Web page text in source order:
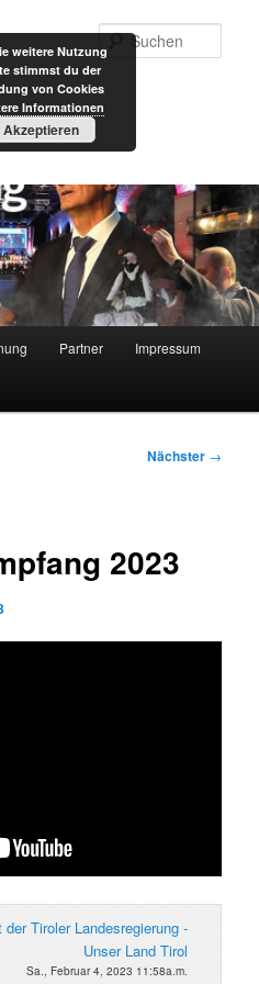
Partner Impressum
Nächster →
2023
der Tiroler Landesregierung -
Unser Land Tirol
Sa., Februar 4, 2023 11:58a.m.
weitere Nutzung
stimmst du der
von Cookies
Informationen
Akzeptieren